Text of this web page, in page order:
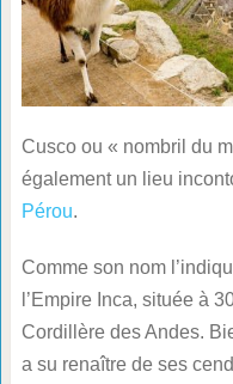
Cusco ou « nombril du
également un lieu
Pérou.
Comme son nom
l’Empire Inca, située à
Cordillère des Andes.
a su renaître de ses